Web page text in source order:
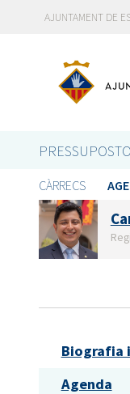
AJUNTAMENT DE
CÀRRECS
Biografia
Agenda